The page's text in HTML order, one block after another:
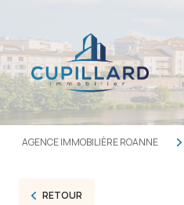
AGENCE IMMOBILIÈRE ROANNE
RETOUR